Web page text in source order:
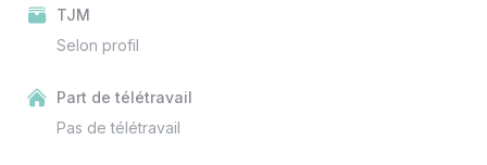
TJM
Selon profil
Part de télétravail
Pas de télétravail